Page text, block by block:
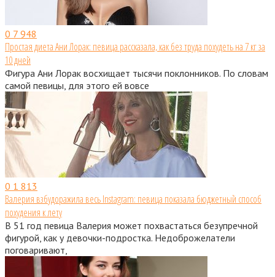
0 7 948
Простая диета Ани Лорак: певица рассказала, как без труда похудеть на 7 кг за
10 дней
Фигура Ани Лорак восхищает тысячи поклонников. По словам
самой певицы, для этого ей вовсе
0 1 813
Валерия взбудоражила весь Instagram: певица показала бюджетный способ
похудения к лету
В 51 год певица Валерия может похвастаться безупречной
фигурой, как у девочки-подростка. Недоброжелатели
поговаривают,